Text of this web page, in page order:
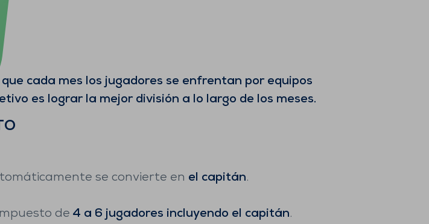
cada mes los jugadores se enfrentan por equipos
es lograr la mejor división a lo largo de los meses.
se convierte en el capitán.
de 4 a 6 jugadores incluyendo el capitán.